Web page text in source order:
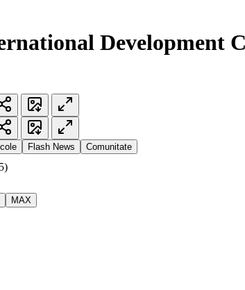
Development
Flash News Comunitate
MAX